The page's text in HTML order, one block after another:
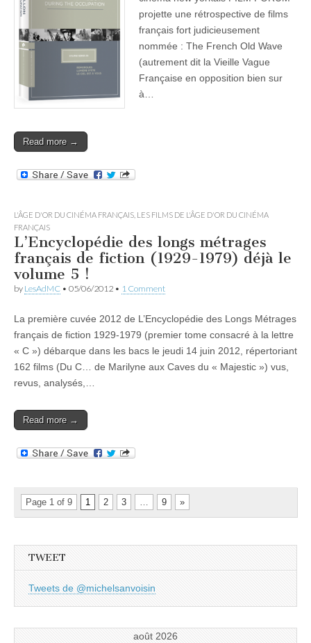
projette une rétrospective de films
français fort judicieusement
nommée : The French Old Wave
(autrement dit la Vieille Vague
Française en opposition bien sur
à…
Read more →
L'ÂGE D'OR DU CINÉMA FRANÇAIS LES FILMS DE L'ÂGE D'OR DU CINÉMA
FRANÇAIS
L’Encyclopédie des longs métrages
français de fiction (1929-1979) déjà le
volume 5 !
by LesAdMC • 05/06/2012 • 1 Comment
La première cuvée 2012 de L’Encyclopédie des Longs Métrages
français de fiction 1929-1979 (premier tome consacré à la lettre
« C ») débarque dans les bacs le jeudi 14 juin 2012, répertoriant
162 films (Du C… de Marilyne aux Caves du « Majestic ») vus,
revus, analysés,…
Read more →
Page 1 of 9 1 2 3 … 9 »
TWEET
Tweets de @michelsanvoisin
août 2026